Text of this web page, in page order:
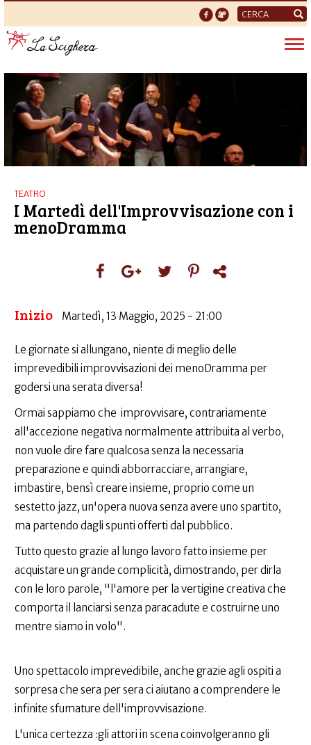
Form
di
ricerca
TEATRO
I Martedì dell'Improvvisazione con i
menoDramma
Inizio Martedì, 13 Maggio, 2025 - 21:00
Le giornate si allungano, niente di meglio delle
imprevedibili improvvisazioni dei menoDramma per
godersi una serata diversa!
Ormai sappiamo che improvvisare, contrariamente
all'accezione negativa normalmente attribuita al verbo,
non vuole dire fare qualcosa senza la necessaria
preparazione e quindi abborracciare, arrangiare,
imbastire, bensì creare insieme, proprio come un
sestetto jazz, un'opera nuova senza avere uno spartito,
ma partendo dagli spunti offerti dal pubblico.
Tutto questo grazie al lungo lavoro fatto insieme per
acquistare un grande complicità, dimostrando, per dirla
con le loro parole, "l'amore per la vertigine creativa che
comporta il lanciarsi senza paracadute e costruirne uno
mentre siamo in volo".
Uno spettacolo imprevedibile, anche grazie agli ospiti a
sorpresa che sera per sera ci aiutano a comprendere le
infinite sfumature dell'improvvisazione.
L'unica certezza :gli attori in scena coinvolgeranno gli